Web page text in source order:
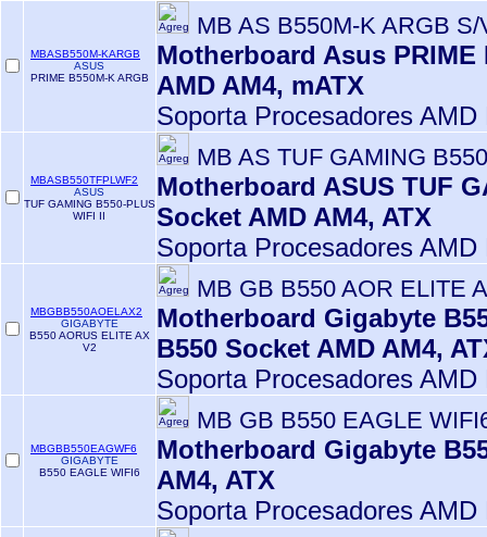
MBASB550M-KARGB
ASUS
PRIME B550M-K ARGB
MB AS B550M-K ARGB S/
Motherboard Asus PRIME
AMD AM4, mATX
Soporta Procesadores
MBASB550TFPLWF2
ASUS
TUF GAMING B550-PLUS
WIFI II
MB AS TUF GAMING
Motherboard ASUS TUF
Socket AMD AM4, ATX
Soporta Procesadores
MBGBB550AOELAX2
GIGABYTE
B550 AORUS ELITE AX
V2
MB GB B550 AOR ELITE
Motherboard Gigabyte
B550 Socket AMD AM4,
Soporta Procesadores
MBGBB550EAGWF6
GIGABYTE
B550 EAGLE WIFI6
MB GB B550 EAGLE
Motherboard Gigabyte
AM4, ATX
Soporta Procesadores